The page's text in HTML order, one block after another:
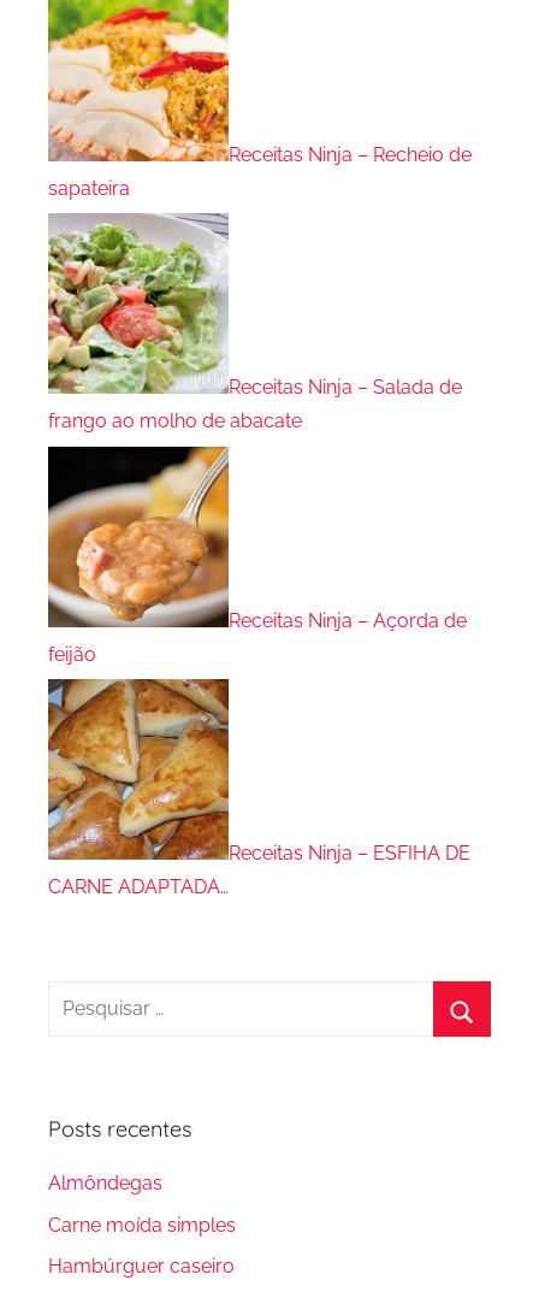
Receitas Ninja – Recheio de
sapateira
Receitas Ninja – Salada de
frango ao molho de abacate
Receitas Ninja – Açorda de
feijão
Receitas Ninja – ESFIHA DE
CARNE ADAPTADA…
Pesquisar
Posts recentes
Almôndegas
Carne moída simples
Hambúrguer caseiro